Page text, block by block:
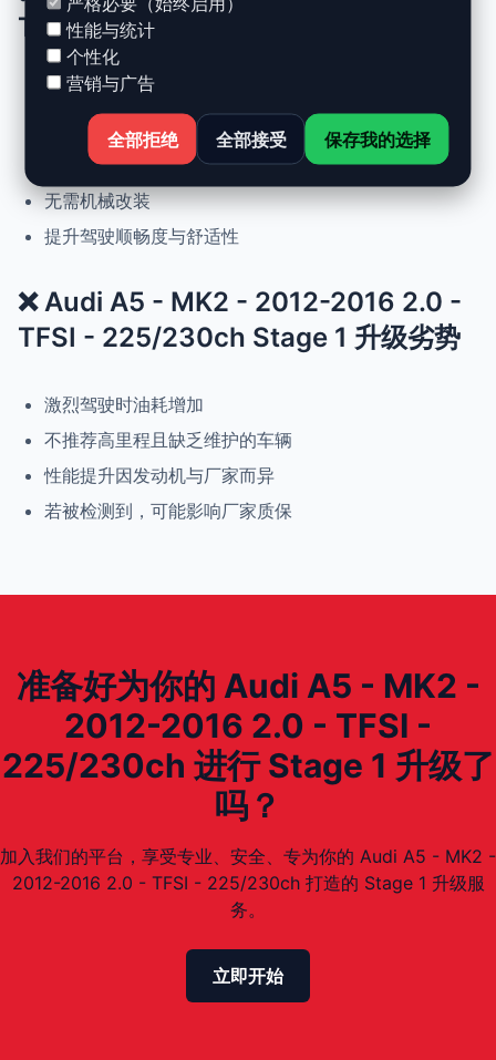
TFSI - 225/230ch Stage 1 升级优势
动力提升高达 +30%，扭矩提升 +25%
正常驾驶下优化油耗
可随时恢复原厂设置
无需机械改装
提升驾驶顺畅度与舒适性
❌ Audi A5 - MK2 - 2012-2016 2.0 -
TFSI - 225/230ch Stage 1 升级劣势
激烈驾驶时油耗增加
不推荐高里程且缺乏维护的车辆
性能提升因发动机与厂家而异
若被检测到，可能影响厂家质保
准备好为你的 Audi A5 - MK2 -
2012-2016 2.0 - TFSI -
225/230ch 进行 Stage 1 升级了
吗？
加入我们的平台，享受专业、安全、专为你的 Audi A5 - MK2 -
2012-2016 2.0 - TFSI - 225/230ch 打造的 Stage 1 升级服
务。
立即开始
性能与统计
个性化
营销与广告
全部拒绝 全部接受 保存我的选择